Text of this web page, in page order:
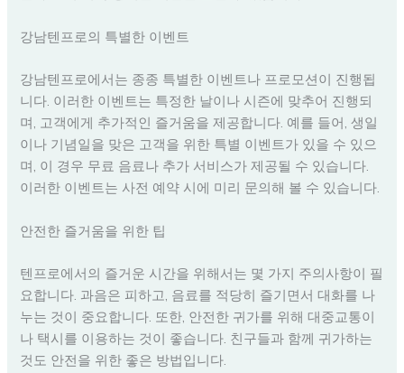
강남텐프로의 특별한 이벤트
강남텐프로에서는 종종 특별한 이벤트나 프로모션이 진행됩
니다. 이러한 이벤트는 특정한 날이나 시즌에 맞추어 진행되
며, 고객에게 추가적인 즐거움을 제공합니다. 예를 들어, 생일
이나 기념일을 맞은 고객을 위한 특별 이벤트가 있을 수 있으
며, 이 경우 무료 음료나 추가 서비스가 제공될 수 있습니다.
이러한 이벤트는 사전 예약 시에 미리 문의해 볼 수 있습니다.
안전한 즐거움을 위한 팁
텐프로에서의 즐거운 시간을 위해서는 몇 가지 주의사항이 필
요합니다. 과음은 피하고, 음료를 적당히 즐기면서 대화를 나
누는 것이 중요합니다. 또한, 안전한 귀가를 위해 대중교통이
나 택시를 이용하는 것이 좋습니다. 친구들과 함께 귀가하는
것도 안전을 위한 좋은 방법입니다.